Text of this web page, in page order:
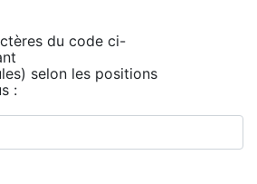
du code ci-
selon les positions
: